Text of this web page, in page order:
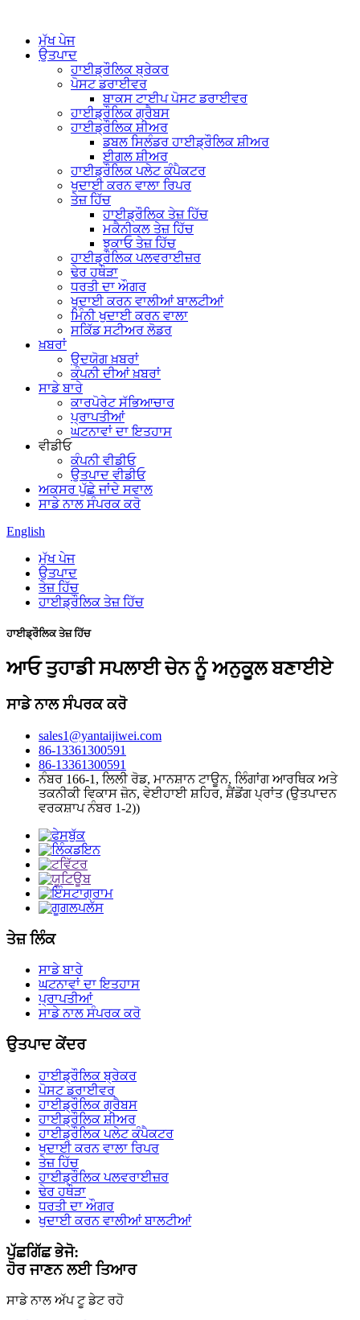
ਮੁੱਖ ਪੇਜ
ਉਤਪਾਦ
ਹਾਈਡ੍ਰੌਲਿਕ ਬ੍ਰੇਕਰ
ਪੋਸਟ ਡਰਾਈਵਰ
ਬਾਕਸ ਟਾਈਪ ਪੋਸਟ ਡਰਾਈਵਰ
ਹਾਈਡ੍ਰੌਲਿਕ ਗ੍ਰੈਬਸ
ਹਾਈਡ੍ਰੌਲਿਕ ਸ਼ੀਅਰ
ਡਬਲ ਸਿਲੰਡਰ ਹਾਈਡ੍ਰੌਲਿਕ ਸ਼ੀਅਰ
ਈਗਲ ਸ਼ੀਅਰ
ਹਾਈਡ੍ਰੌਲਿਕ ਪਲੇਟ ਕੰਪੈਕਟਰ
ਖੁਦਾਈ ਕਰਨ ਵਾਲਾ ਰਿਪਰ
ਤੇਜ਼ ਹਿੱਚ
ਹਾਈਡ੍ਰੌਲਿਕ ਤੇਜ਼ ਹਿੱਚ
ਮਕੈਨੀਕਲ ਤੇਜ਼ ਹਿੱਚ
ਝੁਕਾਓ ਤੇਜ਼ ਹਿੱਚ
ਹਾਈਡ੍ਰੌਲਿਕ ਪਲਵਰਾਈਜ਼ਰ
ਢੇਰ ਹਥੌੜਾ
ਧਰਤੀ ਦਾ ਔਗਰ
ਖੁਦਾਈ ਕਰਨ ਵਾਲੀਆਂ ਬਾਲਟੀਆਂ
ਮਿੰਨੀ ਖੁਦਾਈ ਕਰਨ ਵਾਲਾ
ਸਕਿੱਡ ਸਟੀਅਰ ਲੋਡਰ
ਖ਼ਬਰਾਂ
ਉਦਯੋਗ ਖ਼ਬਰਾਂ
ਕੰਪਨੀ ਦੀਆਂ ਖ਼ਬਰਾਂ
ਸਾਡੇ ਬਾਰੇ
ਕਾਰਪੋਰੇਟ ਸੱਭਿਆਚਾਰ
ਪ੍ਰਾਪਤੀਆਂ
ਘਟਨਾਵਾਂ ਦਾ ਇਤਹਾਸ
ਵੀਡੀਓ
ਕੰਪਨੀ ਵੀਡੀਓ
ਉਤਪਾਦ ਵੀਡੀਓ
ਅਕਸਰ ਪੁੱਛੇ ਜਾਂਦੇ ਸਵਾਲ
ਸਾਡੇ ਨਾਲ ਸੰਪਰਕ ਕਰੋ
English
ਮੁੱਖ ਪੇਜ
ਉਤਪਾਦ
ਤੇਜ਼ ਹਿੱਚ
ਹਾਈਡ੍ਰੌਲਿਕ ਤੇਜ਼ ਹਿੱਚ
ਹਾਈਡ੍ਰੌਲਿਕ ਤੇਜ਼ ਹਿੱਚ
ਆਓ ਤੁਹਾਡੀ ਸਪਲਾਈ ਚੇਨ ਨੂੰ ਅਨੁਕੂਲ ਬਣਾਈਏ
ਸਾਡੇ ਨਾਲ ਸੰਪਰਕ ਕਰੋ
sales1@yantaijiwei.com
86-13361300591
86-13361300591
ਨੰਬਰ 166-1, ਲਿਲੀ ਰੋਡ, ਮਾਨਸ਼ਾਨ ਟਾਊਨ, ਲਿੰਗਾਂਗ ਆਰਥਿਕ ਅਤੇ
ਤਕਨੀਕੀ ਵਿਕਾਸ ਜ਼ੋਨ, ਵੇਈਹਾਈ ਸ਼ਹਿਰ, ਸ਼ੈਂਡੋਂਗ ਪ੍ਰਾਂਤ (ਉਤਪਾਦਨ
ਵਰਕਸ਼ਾਪ ਨੰਬਰ 1-2))
ਤੇਜ਼ ਲਿੰਕ
ਸਾਡੇ ਬਾਰੇ
ਘਟਨਾਵਾਂ ਦਾ ਇਤਹਾਸ
ਪ੍ਰਾਪਤੀਆਂ
ਸਾਡੇ ਨਾਲ ਸੰਪਰਕ ਕਰੋ
ਉਤਪਾਦ ਕੇਂਦਰ
ਹਾਈਡ੍ਰੌਲਿਕ ਬ੍ਰੇਕਰ
ਪੋਸਟ ਡਰਾਈਵਰ
ਹਾਈਡ੍ਰੌਲਿਕ ਗ੍ਰੈਬਸ
ਹਾਈਡ੍ਰੌਲਿਕ ਸ਼ੀਅਰ
ਹਾਈਡ੍ਰੌਲਿਕ ਪਲੇਟ ਕੰਪੈਕਟਰ
ਖੁਦਾਈ ਕਰਨ ਵਾਲਾ ਰਿਪਰ
ਤੇਜ਼ ਹਿੱਚ
ਹਾਈਡ੍ਰੌਲਿਕ ਪਲਵਰਾਈਜ਼ਰ
ਢੇਰ ਹਥੌੜਾ
ਧਰਤੀ ਦਾ ਔਗਰ
ਖੁਦਾਈ ਕਰਨ ਵਾਲੀਆਂ ਬਾਲਟੀਆਂ
ਪੁੱਛਗਿੱਛ ਭੇਜੋ:
ਹੋਰ ਜਾਣਨ ਲਈ ਤਿਆਰ
ਸਾਡੇ ਨਾਲ ਅੱਪ ਟੂ ਡੇਟ ਰਹੋ